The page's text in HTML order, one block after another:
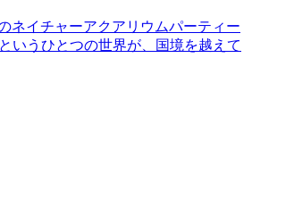
ネイチャーアクアリウムパーティー
いうひとつの世界が、国境を越えて